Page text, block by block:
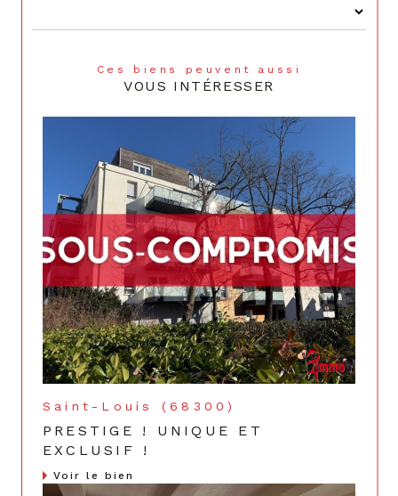
Ces biens peuvent aussi
VOUS INTÉRESSER
Saint-Louis (68300)
PRESTIGE ! UNIQUE ET
EXCLUSIF !
Voir le bien